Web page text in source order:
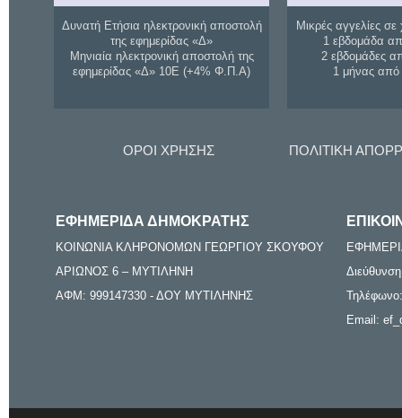
Δυνατή Ετήσια ηλεκτρονική αποστολή
της εφημερίδας «Δ»
Μηνιαία ηλεκτρονική αποστολή της
εφημερίδας «Δ» 10Ε (+4% Φ.Π.Α)
Μικρές αγγελίες σε
1 εβδομάδα
2 εβδομάδες
1 μήνας
ΟΡΟΙ ΧΡΗΣΗΣ ΠΟΛΙΤΙΚΗ
ΕΦΗΜΕΡΙΔΑ ΔΗΜΟΚΡΑΤΗΣ
ΚΟΙΝΩΝΙΑ ΚΛΗΡΟΝΟΜΩΝ ΓΕΩΡΓΙΟΥ ΣΚΟΥΦΟΥ
ΑΡΙΩΝΟΣ 6 – ΜΥΤΙΛΗΝΗ
ΑΦΜ: 999147330 - ΔΟΥ ΜΥΤΙΛΗΝΗΣ
Email: